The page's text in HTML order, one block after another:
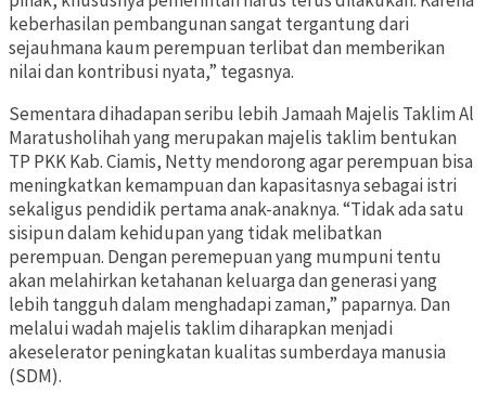
keberhasilan pembangunan sangat tergantung dari
sejauhmana kaum perempuan terlibat dan memberikan
nilai dan kontribusi nyata,” tegasnya.
Sementara dihadapan seribu lebih Jamaah Majelis Taklim Al
Maratusholihah yang merupakan majelis taklim bentukan
TP PKK Kab. Ciamis, Netty mendorong agar perempuan bisa
meningkatkan kemampuan dan kapasitasnya sebagai istri
sekaligus pendidik pertama anak-anaknya. “Tidak ada satu
sisipun dalam kehidupan yang tidak melibatkan
perempuan. Dengan peremepuan yang mumpuni tentu
akan melahirkan ketahanan keluarga dan generasi yang
lebih tangguh dalam menghadapi zaman,” paparnya. Dan
melalui wadah majelis taklim diharapkan menjadi
akeselerator peningkatan kualitas sumberdaya manusia
(SDM).